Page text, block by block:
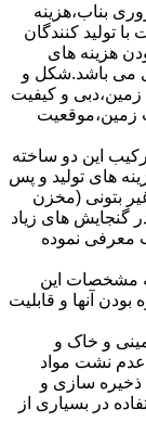
بناب،هزینه
با تولید کنندگان
هزینه های
می باشد.شکل و
و کیفیت
زمین،موقعیت
این دو ساخته
های تولید و پس
بتونی (مخزن
گنجایش های زیاد
معرفی نموده
مشخصات این
آنها و قابلیت
و خاک و
نشت مواد
ذخیره سازی و
در بسیاری از